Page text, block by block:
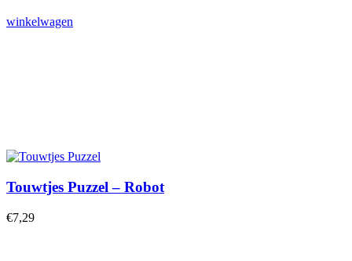
winkelwagen
Touwtjes Puzzel – Robot
€7,29